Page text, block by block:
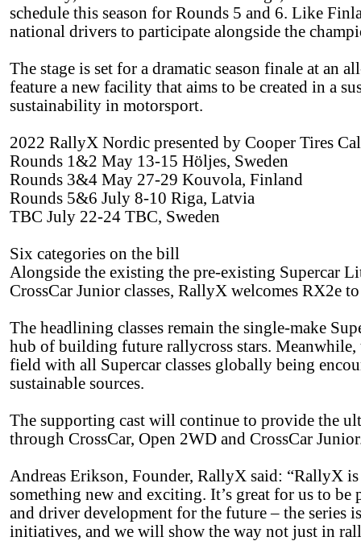
schedule this season for Rounds 5 and 6. Like
national drivers to participate alongside the
The stage is set for a dramatic season finale at an
feature a new facility that aims to be created in a
sustainability in motorsport.
2022 RallyX Nordic presented by Cooper Tires
Rounds 1&2 May 13-15 Höljes, Sweden
Rounds 3&4 May 27-29 Kouvola, Finland
Rounds 5&6 July 8-10 Riga, Latvia
TBC July 22-24 TBC, Sweden
Six categories on the bill
Alongside the existing the pre-existing Supercar
CrossCar Junior classes, RallyX welcomes RX2e
The headlining classes remain the single-make
hub of building future rallycross stars.
field with all Supercar classes globally being
sustainable sources.
The supporting cast will continue to provide the
through CrossCar, Open 2WD and CrossCar
Andreas Erikson, Founder, RallyX said: “RallyX
something new and exciting. It’s great for us to
and driver development for the future – the series
initiatives, and we will show the way not just in